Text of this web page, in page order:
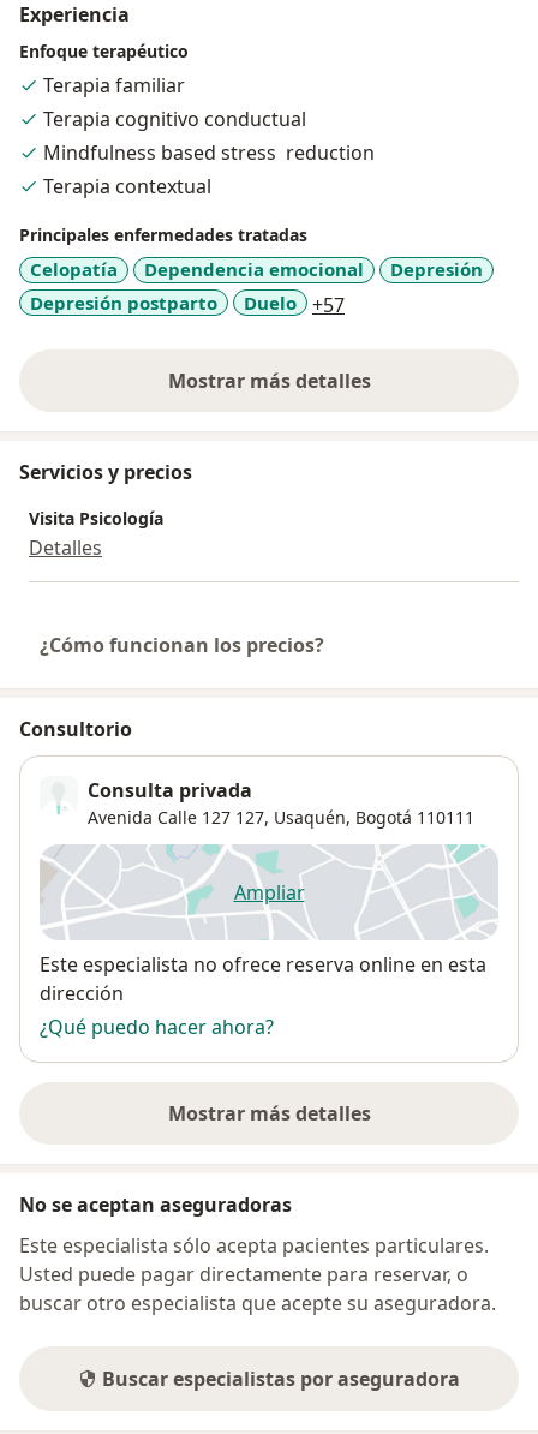
Experiencia
Enfoque terapéutico
Terapia familiar
Terapia cognitivo conductual
Mindfulness based stress reduction
Terapia contextual
Principales enfermedades tratadas
Celopatía Dependencia emocional
Depresión
Depresión postparto
Duelo +57
Mostrar más detalles
sobre la experiencia
Servicios y precios
Visita Psicología
Detalles
¿Cómo funcionan los precios?
Consultorio
Consulta privada
Avenida Calle 127 127, Usaquén, Bogotá 110111
Ampliarse abre en una nueva
Disponibilidad
Este especialista no ofrece reserva online en esta
dirección
¿Qué puedo hacer ahora?
Mostrar más detalles
sobre la dirección
No se aceptan aseguradoras
Este especialista sólo acepta pacientes particulares.
Usted puede pagar directamente para reservar, o
buscar otro especialista que acepte su aseguradora.
Buscar especialistas por aseguradora